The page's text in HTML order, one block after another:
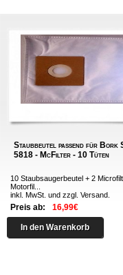
Staubbeutel passend für Bork
5818 - McFilter - 10 Tüten
10 Staubsaugerbeutel + 2
Motorfil...
inkl. MwSt. und zzgl.Versand
Preis ab: 16,99€
In den Warenkorb